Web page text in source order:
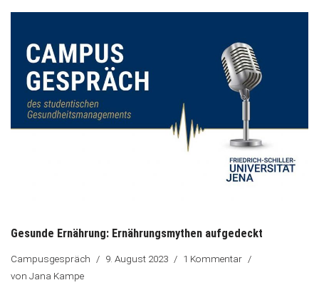
Gesunde Ernährung: Ernährungsmythen aufgedeckt
Campusgespräch 9. August 2023
1 Kommentar
von Jana Kampe